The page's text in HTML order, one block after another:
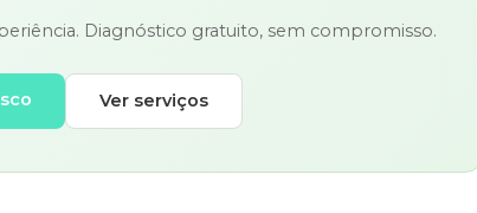
Diagnóstico gratuito, sem compromisso.
Ver serviços